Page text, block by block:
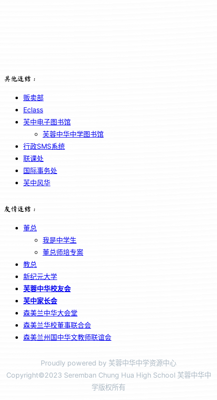
其他连结：
贩卖部
Eclass
芙中电子图书馆
芙蓉中华中学图书馆
行政SMS系统
联课处
国际事务处
芙中风华
友情连结：
董总
我是中学生
董总师培专案
教总
新纪元大学
芙蓉中华校友会
芙中家长会
森美兰中华大会堂
森美兰华校董事联合会
森美兰州国中华文教师联谊会
Proudly powered by 芙蓉中华中学资源中心
Copyright©2023 Seremban Chung Hua High School 芙蓉中华中
学版权所有